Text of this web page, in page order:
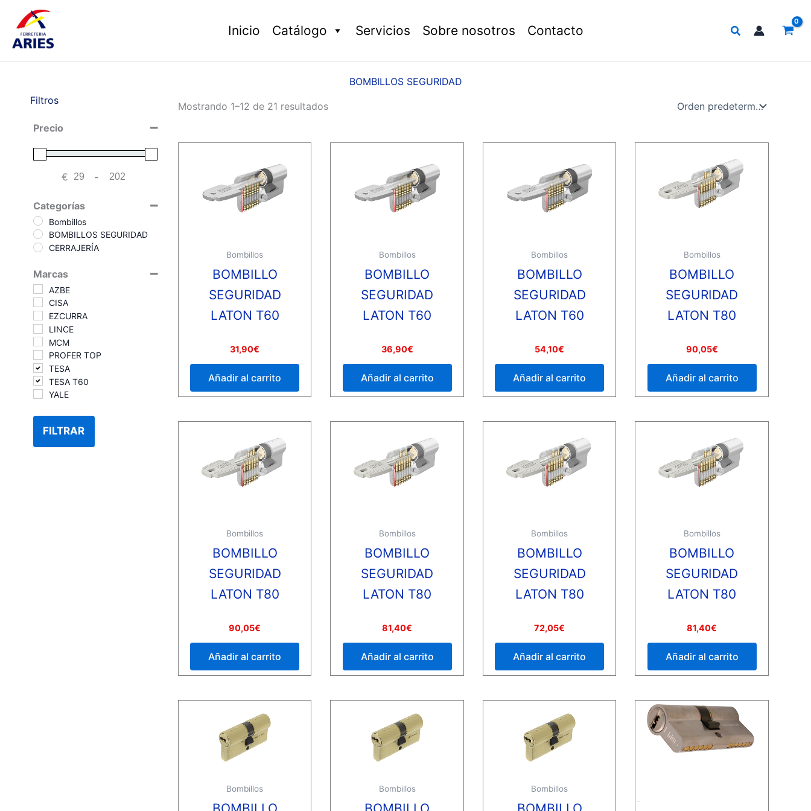
contenido
Inicio Catálogo Servicios Sobre nosotros Contacto Buscar
BOMBILLOS SEGURIDAD
Filtros
Precio
€ Minimum Price
-Maximum Price
Categorías
Bombillos
BOMBILLOS SEGURIDAD
CERRAJERÍA
Marcas
AZBE
CISA
EZCURRA
LINCE
MCM
PROFER TOP
TESA
TESA T60
YALE
FILTRAR
Mostrando 1–12 de 21 resultados
Bombillos
BOMBILLO
SEGURIDAD
LATON T60
0
31,90€
Añadir al carrito
Bombillos
BOMBILLO
SEGURIDAD
LATON T60
Valorado
0
36,90€
Añadir al carrito
Bombillos
BOMBILLO
SEGURIDAD
LATON T60
0
54,10€
Añadir al carrito
Bombillos
BOMBILLO
SEGURIDAD
LATON T80
Valorado
0
90,05€
Añadir al carrito
Bombillos
BOMBILLO
SEGURIDAD
LATON T80
Valorado
0
90,05€
Añadir al carrito
Bombillos
BOMBILLO
SEGURIDAD
LATON T80
0
81,40€
Añadir al carrito
Bombillos
BOMBILLO
SEGURIDAD
LATON T80
Valorado
0
72,05€
Añadir al carrito
Bombillos
BOMBILLO
SEGURIDAD
LATON T80
0
81,40€
Añadir al carrito
Bombillos Bombillos Bombillos